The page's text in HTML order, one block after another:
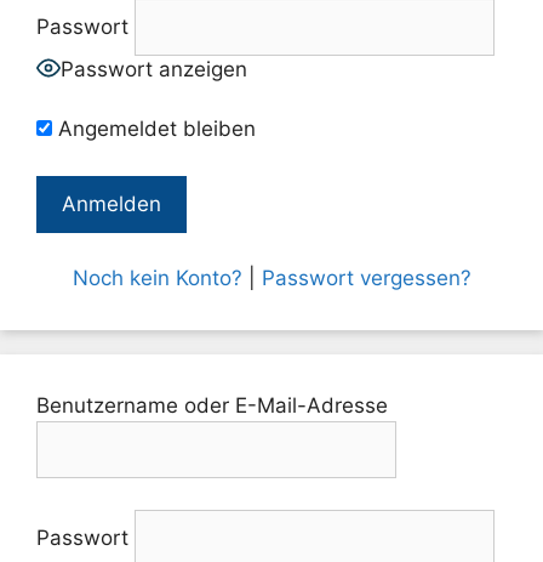
Passwort
Passwort anzeigen
Angemeldet bleiben
Noch kein Konto? Passwort vergessen?
Benutzername oder E-Mail-Adresse
Passwort